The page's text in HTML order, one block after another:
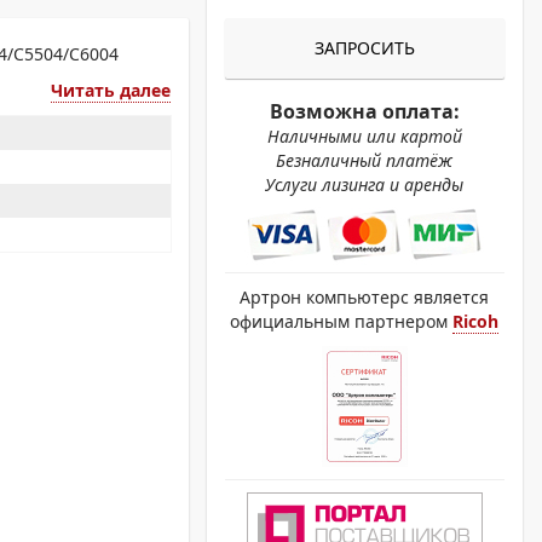
C5504/C6004
Читать далее
ЗАПРОСИТЬ
Возможна оплата:
Наличными или картой
Безналичный платёж
Услуги лизинга и аренды
Артрон компьютерс является
официальным партнером Ricoh